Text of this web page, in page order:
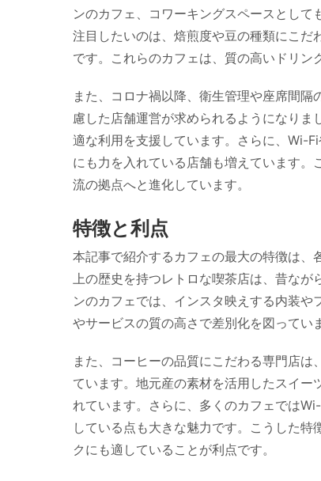
ンのカフェ、コワーキングスペースとし
注目したいのは、焙煎度や豆の種類にこ
です。これらのカフェは、質の高いドリン
また、コロナ禍以降、衛生管理や座席間
慮した店舗運営が求められるようになり
適な利用を支援しています。さらに、Wi-
にも力を入れている店舗も増えています
流の拠点へと進化しています。
特徴と利点
本記事で紹介するカフェの最大の特徴は
上の歴史を持つレトロな喫茶店は、昔なが
ンのカフェでは、インスタ映えする内装
やサービスの質の高さで差別化を図ってい
また、コーヒーの品質にこだわる専門店
ています。地元産の素材を活用したスイ
れています。さらに、多くのカフェでは
している点も大きな魅力です。こうした
クにも適していることが利点です。